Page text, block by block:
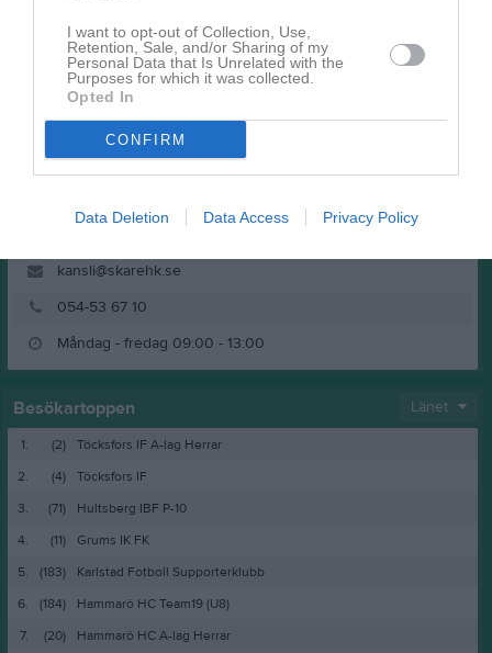
I want to opt-out of Collection, Use,
Retention, Sale, and/or Sharing of my
Personal Data that Is Unrelated with the
Purposes for which it was collected.
Opted In
CONFIRM
Data Deletion Data Access Privacy Policy
kansli@skarehk.se
054-53 67 10
Besökartoppen Länet
1. (2)
Töcksfors IF A-lag Herrar
2.
(4)
Töcksfors IF
3.
(71)
Hultsberg IBF P-10
4.
(11)
Grums IK FK
5.
(183)
Karlstad Fotboll Supporterklubb
6.
(184)
Hammarö HC Team19 (U8)
7.
(20) Hammarö HC A-lag Herrar